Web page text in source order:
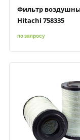
Фильтр
Hitachi 758335
по запросу
Быстрый просмотр